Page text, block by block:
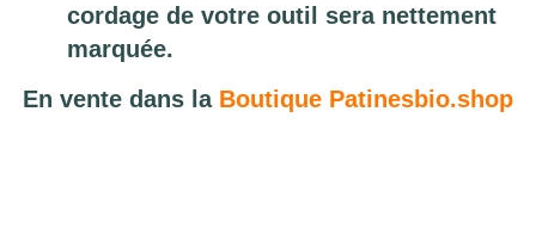
cordage de votre outil sera nettement
marquée.
En vente dans la Boutique Patinesbio.shop